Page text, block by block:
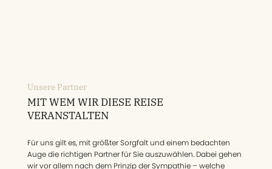
Unsere Partner
MIT WEM WIR DIESE REISE
VERANSTALTEN
Für uns gilt es, mit größter Sorgfalt und einem bedachten
Auge die richtigen Partner für Sie auszuwählen. Dabei gehen
wir vor allem nach dem Prinzip der Sympathie – welche